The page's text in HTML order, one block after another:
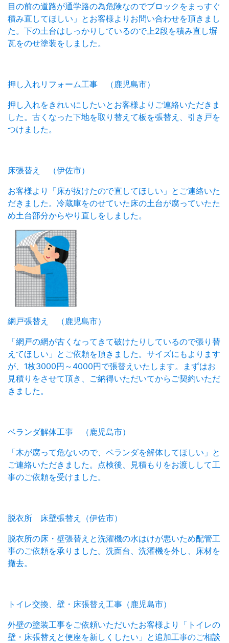
目の前の道路が通学路の為危険なのでブロックをまっすぐ
積み直してほしい」とお客様よりお問い合わせを頂きまし
た。下の土台はしっかりしているので上2段を積み直し塀
瓦をのせ塗装をしました。
押し入れリフォーム工事 （鹿児島市）
押し入れをきれいにしたいとお客様よりご連絡いただきま
した。古くなった下地を取り替えて板を張替え、引き戸を
つけました。
床張替え （伊佐市）
お客様より「床が抜けたので直してほしい」とご連絡いた
だきました。冷蔵庫をのせていた床の土台が腐っていたた
め土台部分からやり直しをしました。
網戸張替え （鹿児島市）
「網戸の網が古くなってきて破けたりしているので張り替
えてほしい」とご依頼を頂きました。サイズにもよります
が、1枚3000円～4000円で張替えいたします。まずはお
見積りをさせて頂き、ご納得いただいてからご契約いただ
きました。
ベランダ解体工事 （鹿児島市）
「木が腐って危ないので、ベランダを解体してほしい」と
ご連絡いただきました。点検後、見積もりをお渡しして工
事のご依頼を受けました。
脱衣所 床壁張替え（伊佐市）
脱衣所の床・壁張替えと洗濯機の水はけが悪いため配管工
事のご依頼を承りました。洗面台、洗濯機を外し、床材を
撤去。
トイレ交換、壁・床張替え工事（鹿児島市）
外壁の塗装工事をご依頼いただいたお客様より「トイレの
壁・床張替えと便座を新しくしたい」と追加工事のご相談